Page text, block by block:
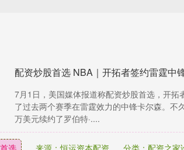
7月1日，美国媒体报道称配资炒股首选，开拓
了过去两个赛季在雷霆效力的中锋卡尔森。不
万美元续约了罗伯特·....
选 来源：恒运资本配资 分类：配资之家